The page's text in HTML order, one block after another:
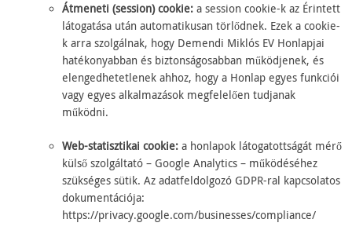
Átmeneti (session) cookie: a session cookie-k az Érintett
látogatása után automatikusan törlődnek. Ezek a cookie-
k arra szolgálnak, hogy Demendi Miklós EV Honlapjai
hatékonyabban és biztonságosabban működjenek, és
elengedhetetlenek ahhoz, hogy a Honlap egyes funkciói
vagy egyes alkalmazások megfelelően tudjanak
működni.
Web-statisztikai cookie: a honlapok látogatottságát mérő
külső szolgáltató – Google Analytics – működéséhez
szükséges sütik. Az adatfeldolgozó GDPR-ral kapcsolatos
dokumentációja:
https://privacy.google.com/businesses/compliance/